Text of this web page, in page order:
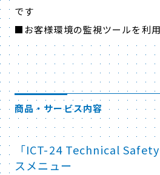
です
■お客様環境の監視ツールを利
商品・サービス内容
「ICT-24 Technical
スメニュー